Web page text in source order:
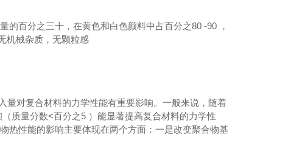
百分之三十，在黄色和白色颜料中占百分之80 -90 ，
机械杂质，无颗粒感
对复合材料的力学性能有重要影响。一般来说，随着
质量分数<百分之5 ）能显著提高复合材料的力学性
热性能的影响主要体现在两个方面：一是改变聚合物基